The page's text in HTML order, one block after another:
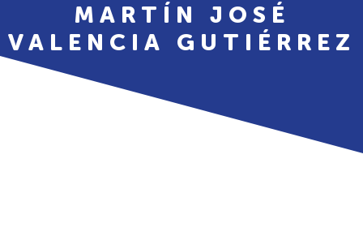
MARTÍN JOSÉ
VALENCIA GUTIÉRREZ